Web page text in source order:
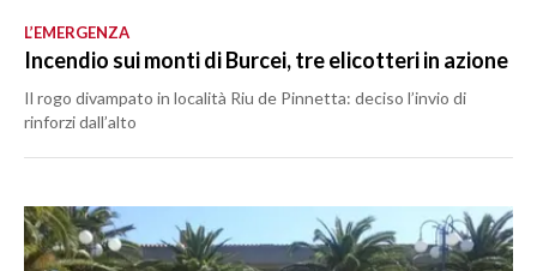
L’EMERGENZA
Incendio sui monti di Burcei, tre elicotteri in azione
Il rogo divampato in località Riu de Pinnetta: deciso l’invio di
rinforzi dall’alto